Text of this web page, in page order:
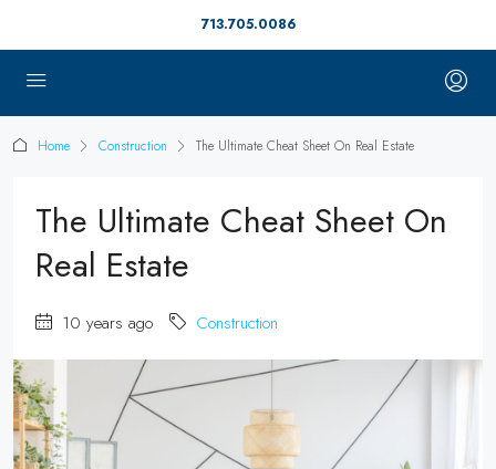
713.705.0086
Home Construction The Ultimate Cheat Sheet On Real Estate
The Ultimate Cheat Sheet On
Real Estate
10 years ago Construction